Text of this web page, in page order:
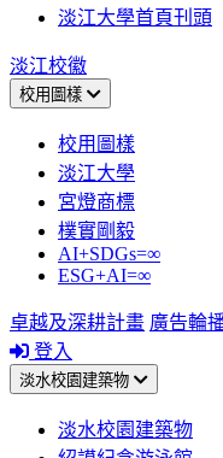
淡江大學首頁刊頭
淡江校徽
校用圖樣
校用圖樣
淡江大學
宮燈商標
樸實剛毅
AI+SDGs=∞
ESG+AI=∞
卓越及深耕計畫 廣告輪
登入
淡水校園建築物
淡水校園建築物